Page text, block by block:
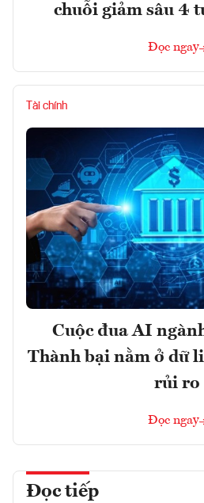
chuỗi giảm sâu 4
Đọc ngay
Tài chính
Cuộc đua AI
Thành bại nằm ở dữ
rủi ro
Đọc ngay
Đọc tiếp